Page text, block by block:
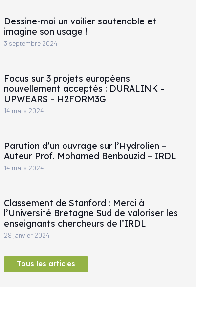
Dessine-moi un voilier soutenable et
imagine son usage !
3 septembre 2024
Focus sur 3 projets européens
nouvellement acceptés : DURALINK –
UPWEARS – H2FORM3G
14 mars 2024
Parution d’un ouvrage sur l’Hydrolien –
Auteur Prof. Mohamed Benbouzid – IRDL
14 mars 2024
Classement de Stanford : Merci à
l’Université Bretagne Sud de valoriser les
enseignants chercheurs de l’IRDL
29 janvier 2024
Tous les articles